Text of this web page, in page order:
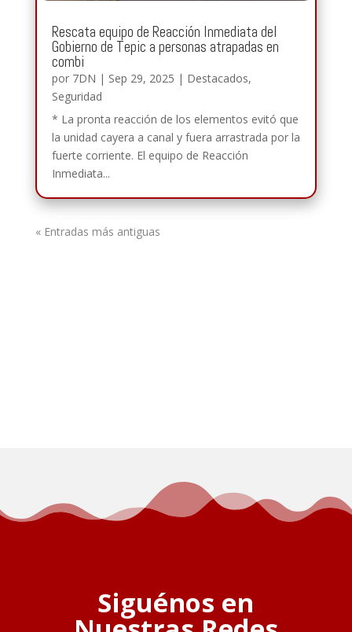
Rescata equipo de Reacción Inmediata del
Gobierno de Tepic a personas atrapadas en
combi
por 7DN | Sep 29, 2025 | Destacados,
Seguridad
* La pronta reacción de los elementos evitó que
la unidad cayera a canal y fuera arrastrada por la
fuerte corriente. El equipo de Reacción
Inmediata...
« Entradas más antiguas
Siguénos en